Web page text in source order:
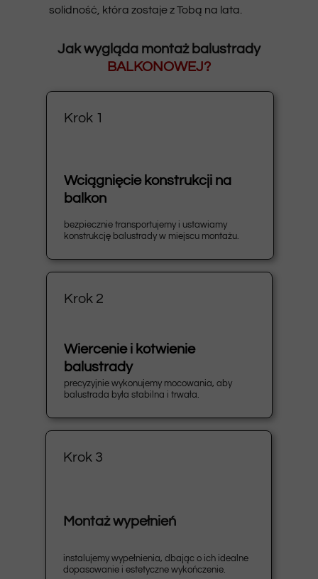
solidność, która zostaje z Tobą na lata.
Jak wygląda montaż balustrady
BALKONOWEJ?
Krok 1
bezpiecznie transportujemy i ustawiamy
konstrukcję balustrady w miejscu montażu.
Wciągnięcie konstrukcji na
balkon
Krok 2
precyzyjnie wykonujemy mocowania, aby
balustrada była stabilna i trwała.
Wiercenie i kotwienie
balustrady
Krok 3
instalujemy wypełnienia, dbając o ich idealne
dopasowanie i estetyczne wykończenie.
Montaż wypełnień